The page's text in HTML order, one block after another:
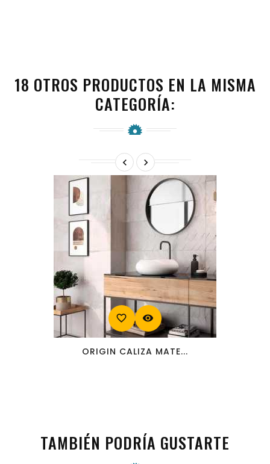
18 OTROS PRODUCTOS EN LA MISMA
CATEGORÍA:
 
favorite_border visibility
ORIGIN CALIZA MATE...
TAMBIÉN PODRÍA GUSTARTE